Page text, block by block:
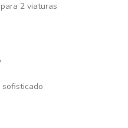
2 viaturas